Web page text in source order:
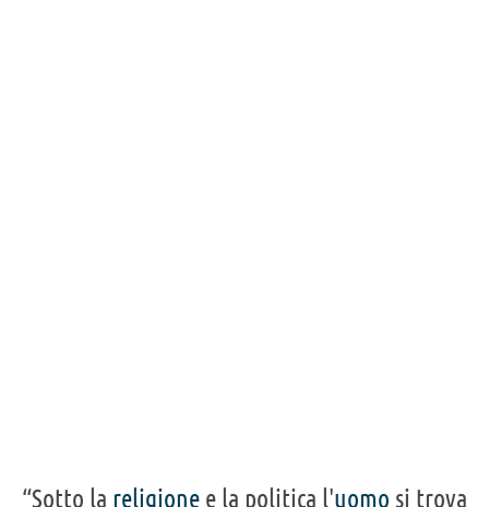
“Sotto la religione e la politica l'uomo si trova